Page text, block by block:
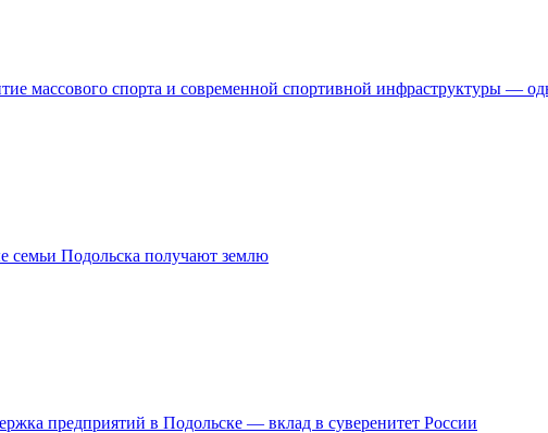
массового спорта и современной спортивной инфраструктуры —
семьи Подольска получают землю
предприятий в Подольске — вклад в суверенитет России